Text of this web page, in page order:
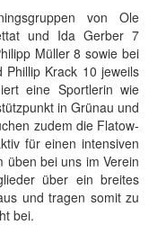
von Ole
und Ida Gerber 7
Müller 8 sowie bei
Phillip Krack 10 jeweils
eine Sportlerin wie
in Grünau und
zudem die Flatow-
für einen intensiven
üben bei uns im Verein
über ein breites
und tragen somit zu
bei.